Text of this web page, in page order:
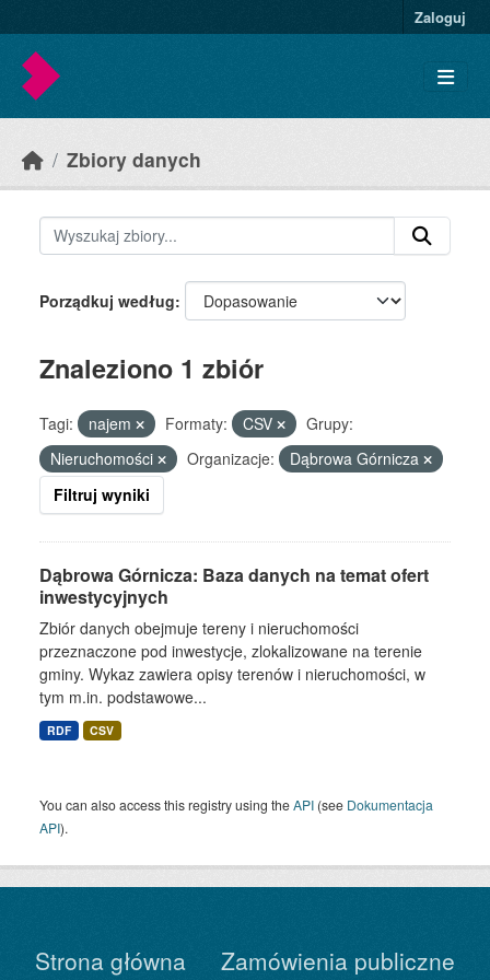
Zaloguj
Zbiory danych
Porządkuj według
Znaleziono 1 zbiór
Tagi: najem Formaty: CSV
Grupy:
Nieruchomości
Organizacje:
Dąbrowa Górnicza
Filtruj wyniki
Dąbrowa Górnicza: Baza danych na temat ofert
inwestycyjnych
Zbiór danych obejmuje tereny i nieruchomości
przeznaczone pod inwestycje, zlokalizowane na terenie
gminy. Wykaz zawiera opisy terenów i nieruchomości, w
tym m.in. podstawowe...
RDF CSV
You can also access this registry using theAPI (see Dokumentacja
API).
Strona główna Zamówienia publiczne